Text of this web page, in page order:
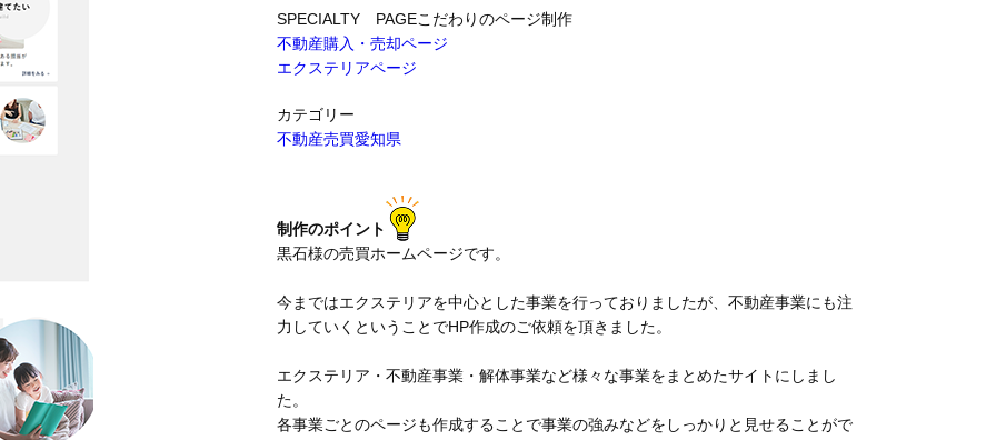
SPECIALTY PAGEこだわりのページ制作
不動産購入・売却ページ
エクステリアページ
カテゴリー
不動産売買愛知県
制作のポイント
黒石様の売買ホームページです。
今まではエクステリアを中心とした事業を行っておりましたが、不動産事業にも注
力していくということでHP作成のご依頼を頂きました。
エクステリア・不動産事業・解体事業など様々な事業をまとめたサイトにしまし
た。
各事業ごとのページも作成することで事業の強みなどをしっかりと見せることがで